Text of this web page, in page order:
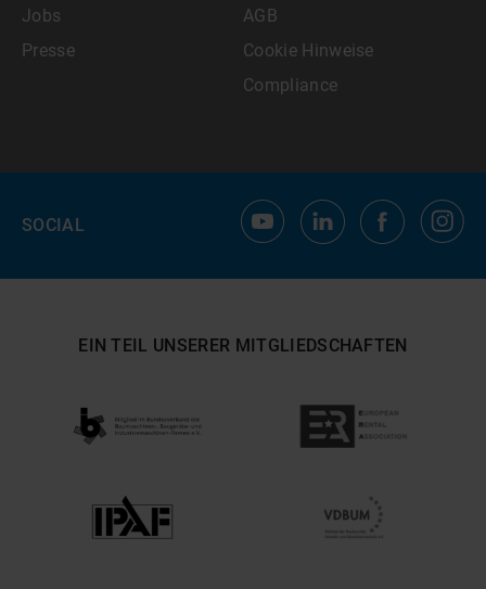
Jobs
Presse
AGB
Cookie Hinweise
Compliance
SOCIAL
EIN TEIL UNSERER MITGLIEDSCHAFTEN